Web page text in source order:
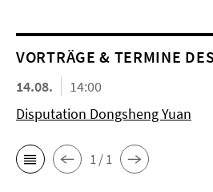
VORTRÄGE & TERMINE
14.08.
14:00
Disputation Dongsheng Yuan
1 / 1